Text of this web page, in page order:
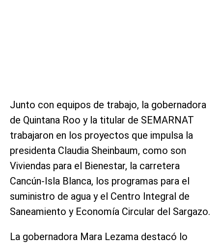
Junto con equipos de trabajo, la gobernadora
de Quintana Roo y la titular de SEMARNAT
trabajaron en los proyectos que impulsa la
presidenta Claudia Sheinbaum, como son
Viviendas para el Bienestar, la carretera
Cancún-Isla Blanca, los programas para el
suministro de agua y el Centro Integral de
Saneamiento y Economía Circular del Sargazo.
La gobernadora Mara Lezama destacó lo